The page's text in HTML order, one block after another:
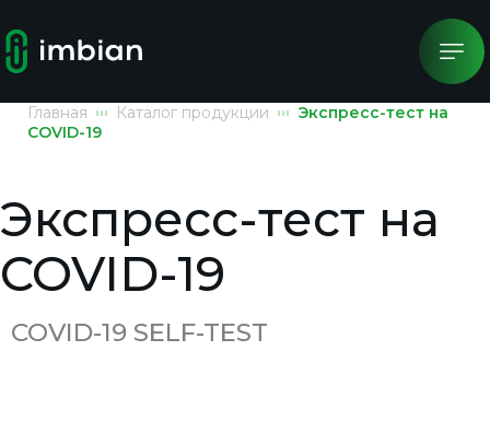
Главная Каталог продукции
Экспресс-тест на
COVID-19
Экспресс-тест на
COVID-19
COVID-19 SELF-TEST